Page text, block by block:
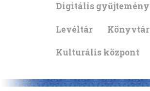
Digitális gyűjtemény
Levéltár Könyvtár
Kulturális központ